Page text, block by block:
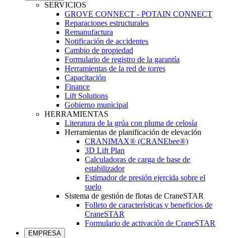
SERVICIOS
GROVE CONNECT - POTAIN CONNECT
Reparaciones estructurales
Remanufactura
Notificación de accidentes
Cambio de propiedad
Formulario de registro de la garantía
Herramientas de la red de torres
Capacitación
Finance
Lift Solutions
Gobierno municipal
HERRAMIENTAS
Literatura de la grúa con pluma de celosía
Herramientas de planificación de elevación
CRANIMAX® (CRANEbee®)
3D Lift Plan
Calculadoras de carga de base de
estabilizador
Estimador de presión ejercida sobre el
suelo
Sistema de gestión de flotas de CraneSTAR
Folleto de características y beneficios de
CraneSTAR
Formulario de activación de CraneSTAR
EMPRESA